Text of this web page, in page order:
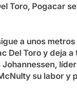
Toro, Pogacar
a unos metros
Del Toro y deja
su labor y